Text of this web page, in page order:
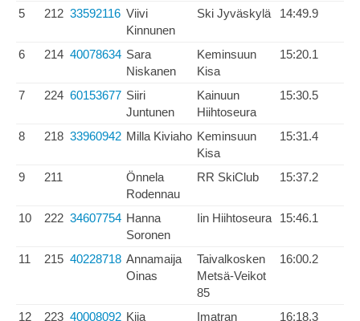
5 212 33592116 Viivi
Kinnunen
Ski Jyväskylä 14:49.9
6 214 40078634 Sara
Niskanen
Keminsuun
Kisa
15:20.1
7 224 60153677 Siiri
Juntunen
Kainuun
Hiihtoseura
15:30.5
8 218 33960942 Milla Kiviaho Keminsuun
Kisa
15:31.4
9 211
Önnela
Rodennau
RR SkiClub 15:37.2
10 222 34607754 Hanna
Soronen
Iin Hiihtoseura 15:46.1
11 215 40228718 Annamaija
Oinas
Taivalkosken
Metsä-Veikot
85
16:00.2
12 223 40008092 Kiia
Imatran
16:18.3